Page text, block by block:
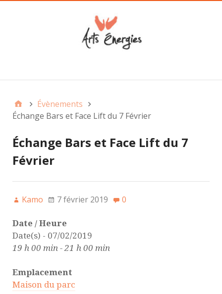
Évènements
Échange Bars et Face Lift du 7 Février
Échange Bars et Face Lift du 7
Février
Kamo 7 février 2019 0
Date / Heure
Date(s) - 07/02/2019
19 h 00 min - 21 h 00 min
Emplacement
Maison du parc